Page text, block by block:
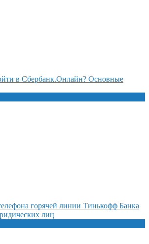
в Сбербанк.Онлайн? Основные
горячей линии Тинькофф Банка
лиц